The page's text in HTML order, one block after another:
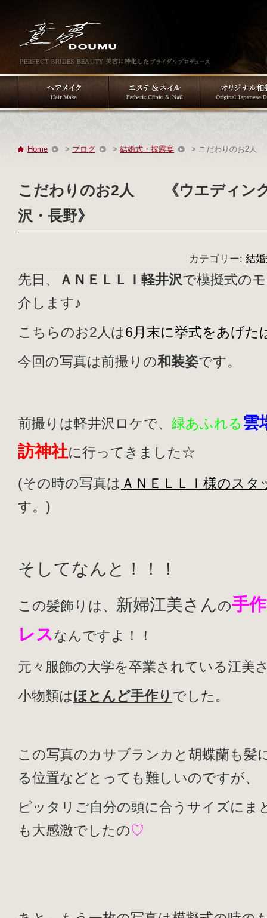
Home > ブログ > 結婚式・披露宴 > こだわりのお2人
こだわりのお2人 《ウエディング
沢・長野》
カテゴリー: 結
先日、 ＡＮＥＬＬＩ軽井沢で模擬式の
介します♪
こちらのお2人は6月末に挙式をあげた
今回の写真は前撮りの和装姿です。
前撮りは軽井沢ロケで、 緑あふれる 雲
訪神社に行ってきました☆
(その時の写真は ＡＮＥＬＬＩ様のスタ
す。)
そしてなんと！！！
この髪飾りは、 新婦江美さんの手
レスなんですよ！！
元々服飾の大学を卒業されている江美
小物類はほとんど手作り でした。
この写真のカサブランカと胡蝶蘭も髪
る位置などとっても難しいのですが、
ピッタリご自分の頭に合うサイズにま
も大感激でしたの♡